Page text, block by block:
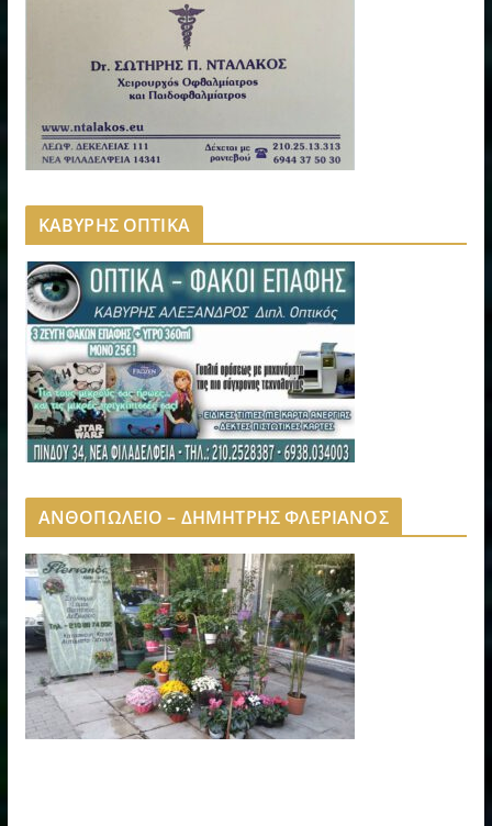
ΚΑΒΥΡΗΣ ΟΠΤΙΚΑ
ΑΝΘΟΠΩΛΕΙΟ – ΔΗΜΗΤΡΗΣ ΦΛΕΡΙΑΝΟΣ